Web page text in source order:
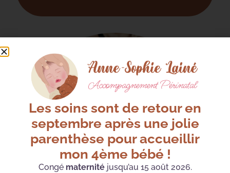
Les soins sont de retour en
septembre après une jolie
parenthèse pour accueillir
mon 4ème bébé !
Congématernitéjusqu’au 15 août 2026.